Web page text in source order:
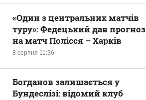
8 серпня 11:36
«Один з центральних матчів
туру»: Федецький дав прогноз
на матч Полісся – Харків
Богданов залишається у
Бундеслізі: відомий клуб